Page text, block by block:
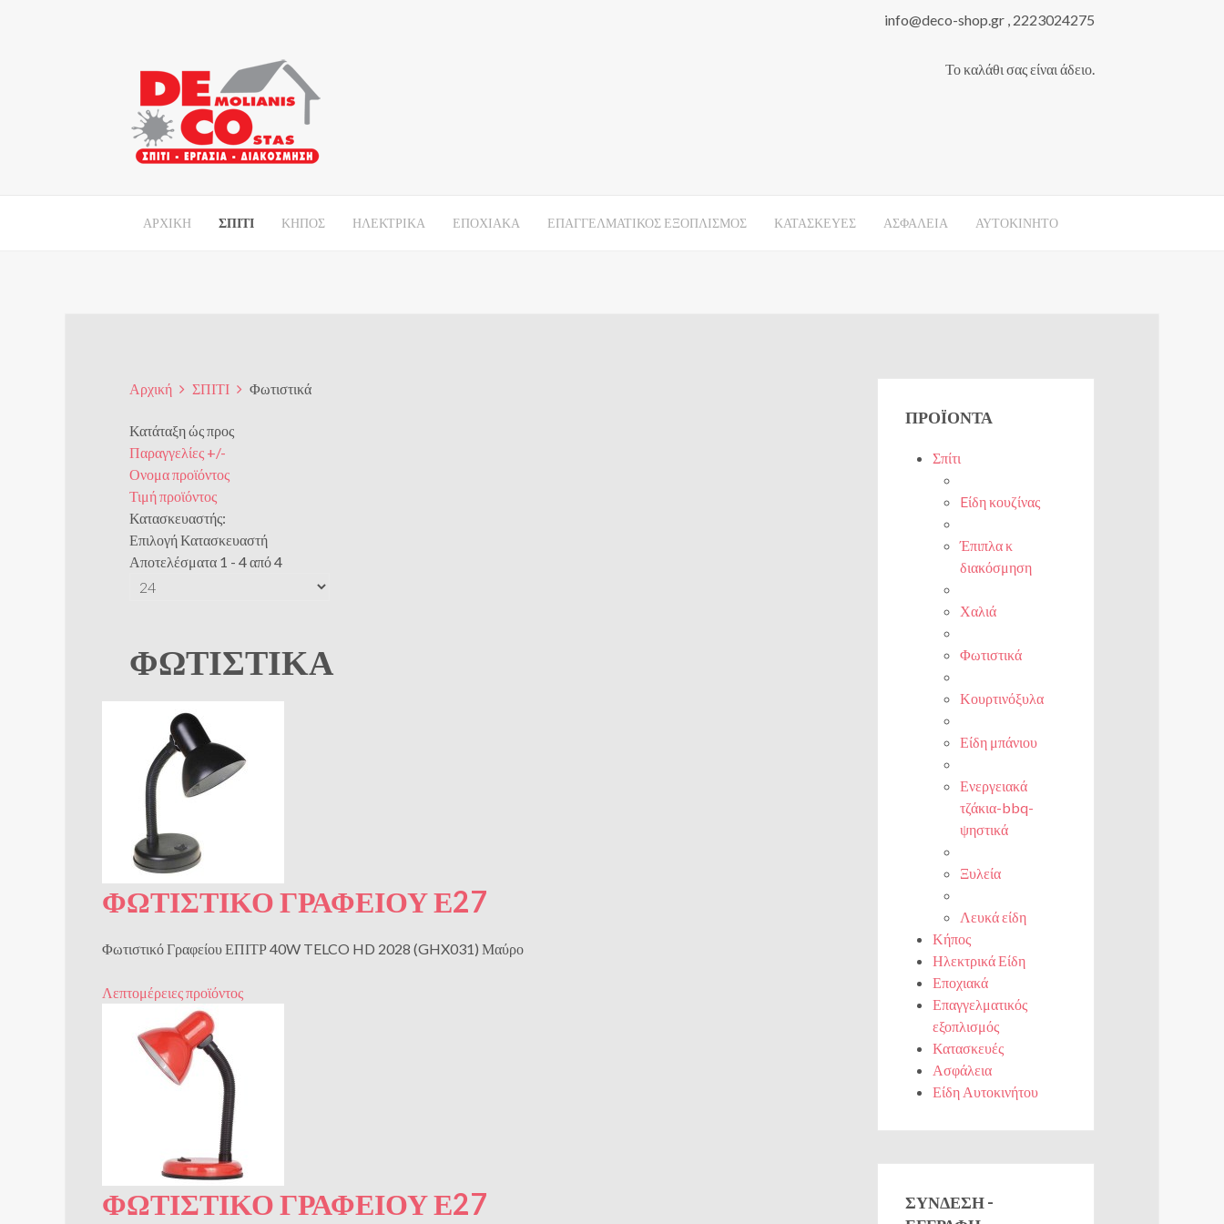
info@deco-shop.gr , 2223024275
Το καλάθι σας είναι άδειο.
ΑΡΧΙΚΗ ΣΠΙΤΙ ΚΗΠΟΣ ΗΛΕΚΤΡΙΚΑ ΕΠΟΧΙΑΚΑ ΕΠΑΓΓΕΛΜΑΤΙΚΟΣ ΕΞΟΠΛΙΣΜΟΣ ΚΑΤΑΣΚΕΥΕΣ ΑΣΦΑΛΕΙΑ ΑΥΤΟΚΙΝΗΤΟ
Αρχική ΣΠΙΤΙ Φωτιστικά
Κατάταξη ώς προς
Παραγγελίες +/-
Ονομα προϊόντος
Τιμή προϊόντος
Κατασκευαστής:
Επιλογή Κατασκευαστή
Αποτελέσματα 1 - 4 από 4
ΦΩΤΙΣΤΙΚΆ
ΦΩΤΙΣΤΙΚΌ ΓΡΑΦΕΊΟΥ Ε27
Φωτιστικό Γραφείου ΕΠΙΤΡ 40W TELCO HD 2028 (GHX031) Μαύρο
Λεπτομέρειες προϊόντος
ΦΩΤΙΣΤΙΚΌ ΓΡΑΦΕΊΟΥ Ε27
ΠΡΟΪΌΝΤΑ
Σπίτι
Eίδη κουζίνας
Έπιπλα κ
διακόσμηση
Χαλιά
Φωτιστικά
Κουρτινόξυλα
Είδη μπάνιου
Ενεργειακά
τζάκια-bbq-
ψηστικά
Ξυλεία
Λευκά είδη
Κήπος
Ηλεκτρικά Είδη
Εποχιακά
Επαγγελματικός
εξοπλισμός
Κατασκευές
Ασφάλεια
Είδη Αυτοκινήτου
ΣΎΝΔΕΣΗ -